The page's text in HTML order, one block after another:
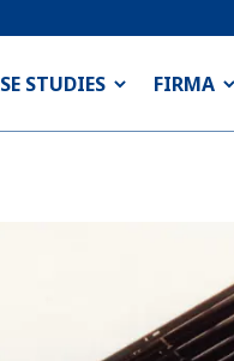
STUDIES FIRMA